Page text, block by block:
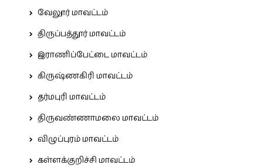
வேலூர் மாவட்டம்
திருப்பத்தூர் மாவட்டம்
இராணிப்பேட்டை மாவட்டம்
கிருஷ்ணகிரி மாவட்டம்
தர்மபுரி மாவட்டம்
திருவண்ணாமலை மாவட்டம்
விழுப்புரம் மாவட்டம்
கள்ளக்குறிச்சி மாவட்டம்